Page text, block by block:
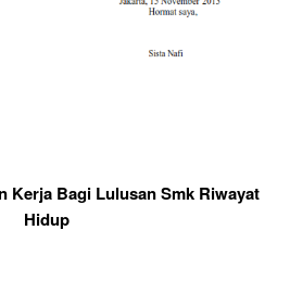
Kerja Bagi Lulusan Smk Riwayat
Hidup